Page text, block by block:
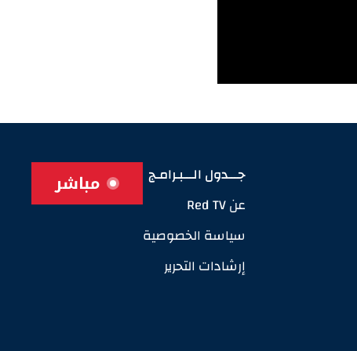
جـــدول الـــبـرامـج
عن Red TV
سياسة الخصوصية
إرشادات التحرير
مباشر